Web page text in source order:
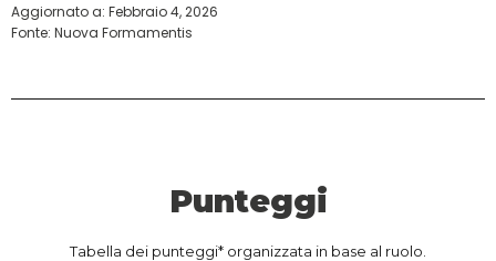
Aggiornato a: Febbraio 4, 2026
Fonte: Nuova Formamentis
Punteggi
Tabella dei punteggi* organizzata in base al ruolo.